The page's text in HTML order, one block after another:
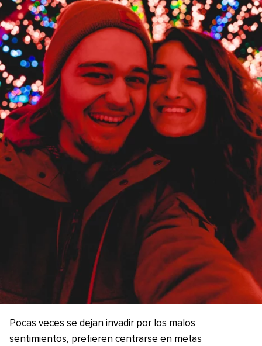
Pocas veces se dejan invadir por los malos
sentimientos, prefieren centrarse en metas